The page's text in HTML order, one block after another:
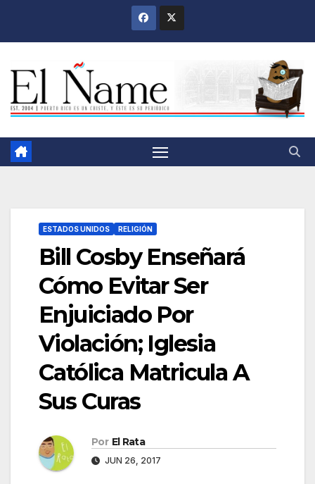
ESTADOS UNIDOS RELIGIÓN
Bill Cosby Enseñará
Cómo Evitar Ser
Enjuiciado Por
Violación; Iglesia
Católica Matricula A
Sus Curas
Por El Rata
JUN 26, 2017